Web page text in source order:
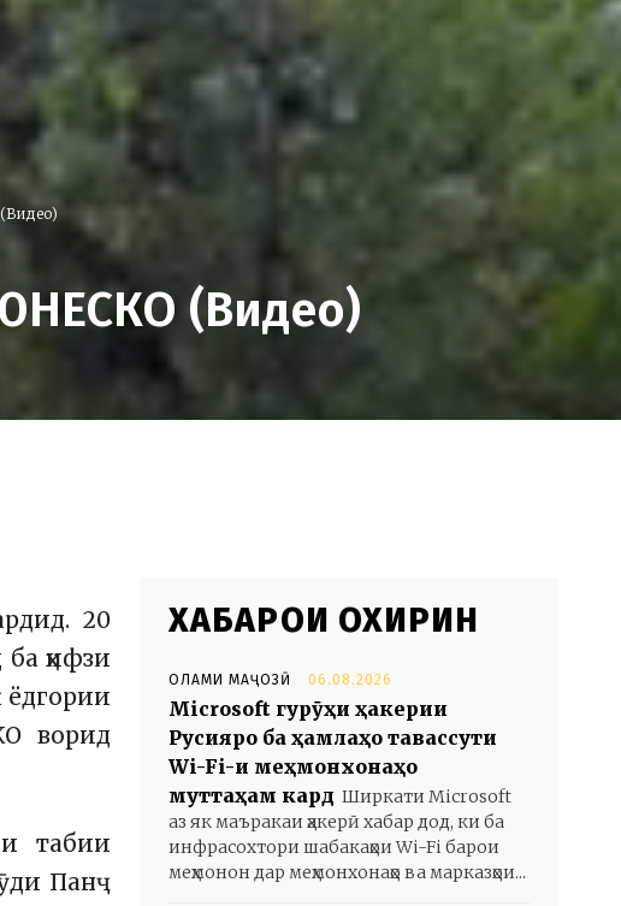
(Видео)
20
ҳифзи
ёдгории
ворид
табии
Панҷ
ХАБАРҲОИ ОХИРИН
ОЛАМИ МАҶОЗӢ 06.08.2026
Microsoft гурӯҳи ҳакерии
Русияро ба ҳамлаҳо тавассути
Wi-Fi-и меҳмонхонаҳо
муттаҳам кард Ширкати Microsoft
аз як маъракаи ҳакерӣ хабар дод, ки ба
инфрасохтори шабакаҳои Wi-Fi барои
меҳмонон дар меҳмонхонаҳо ва марказҳои...